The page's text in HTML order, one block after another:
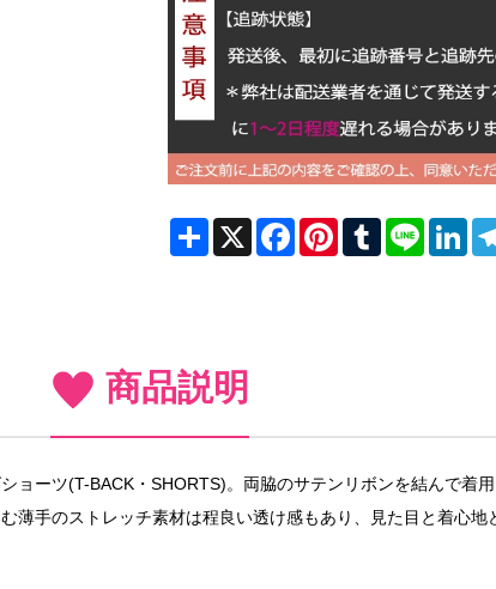
ShareX FacebookPinterestTumblrLine
商品説明
ーツ(T-BACK・SHORTS)。両脇のサテンリボンを結んで着
薄手のストレッチ素材は程良い透け感もあり、見た目と着心地